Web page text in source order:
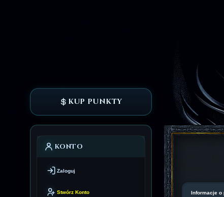
KUP PUNKTY
KONTO
Zaloguj
Stwórz Konto Informacje o